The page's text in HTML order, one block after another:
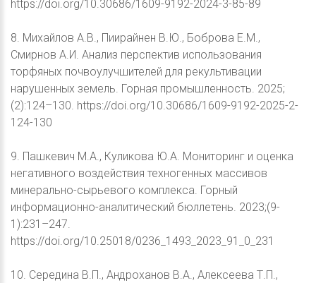
https://doi.org/10.30686/1609-9192-2024-3-85-89
8. Михайлов А.В., Пиирайнен В.Ю., Боброва Е.М.,
Смирнов А.И. Анализ перспектив использования
торфяных почвоулучшителей для рекультивации
нарушенных земель. Горная промышленность. 2025;
(2):124–130. https://doi.org/10.30686/1609-9192-2025-2-
124-130
9. Пашкевич М.А., Куликова Ю.А. Мониторинг и оценка
негативного воздействия техногенных массивов
минерально-сырьевого комплекса. Горный
информационно-аналитический бюллетень. 2023;(9-
1):231–247.
https://doi.org/10.25018/0236_1493_2023_91_0_231
10. Середина В.П., Андроханов В.А., Алексеева Т.П.,